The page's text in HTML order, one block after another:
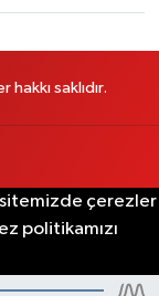
saklıdır.
sitemizde çerezler
politikamızı